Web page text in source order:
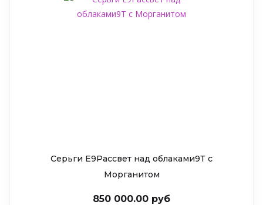
Серьги Е9Рассвет над облаками9Т c
Морганитом
850 000.00 руб